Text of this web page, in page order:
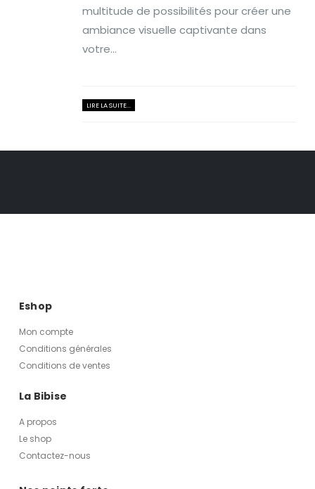
multitude de possibilités pour créer une
ambiance visuelle captivante dans
votre...
LIRE LA SUITE...
Eshop
Mon compte
Conditions générales
Conditions de ventes
La Bibise
A propos
Le shop
Contactez-nous